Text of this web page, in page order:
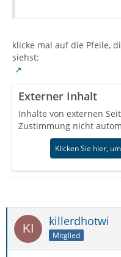
klicke mal auf die Pfeile,
siehst:
Externer Inhalt
Inhalte von externen
Zustimmung nicht
Klicken Sie hier,
killerdhotwi
Mitglied